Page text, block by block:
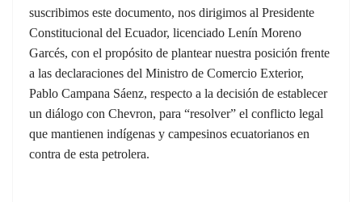
suscribimos este documento, nos dirigimos al Presidente
Constitucional del Ecuador, licenciado Lenín Moreno
Garcés, con el propósito de plantear nuestra posición frente
a las declaraciones del Ministro de Comercio Exterior,
Pablo Campana Sáenz, respecto a la decisión de establecer
un diálogo con Chevron, para “resolver” el conflicto legal
que mantienen indígenas y campesinos ecuatorianos en
contra de esta petrolera.